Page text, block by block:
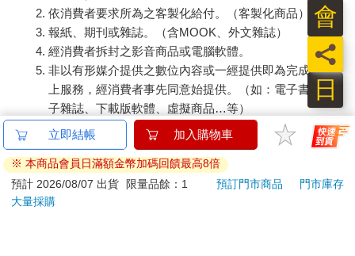
如果是大型商品（如：傢俱、床墊、家電、運動器材等）及
需安裝商品，請依商品頁面說明為主。訂單完成收款確認
後，出貨廠商將會和您聯繫確認相關配送等細節。
偏遠地區、樓層費及其它加價費用，皆由廠商於約定配送時
一併告知，廠商將保留出貨與否的權利。
提醒您！！
金石堂及銀行均不會請您操作ATM! 如接獲電話要求您前往
ATM提款機，請不要聽從指示，以免受騙上當！
退換貨須知：
**提醒您，鑑賞期不等於試用期，退回商品須為全新狀態**
日
員
會